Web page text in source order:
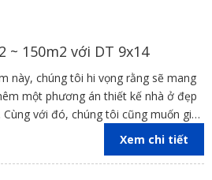
~ 150m2 với DT 9x14
này, chúng tôi hi vọng rằng sẽ mang
một phương án thiết kế nhà ở đẹp
với đó, chúng tôi cũng muốn giúp
hoàn thiện về một ngôi nhà đẹp với
Xem chi tiết